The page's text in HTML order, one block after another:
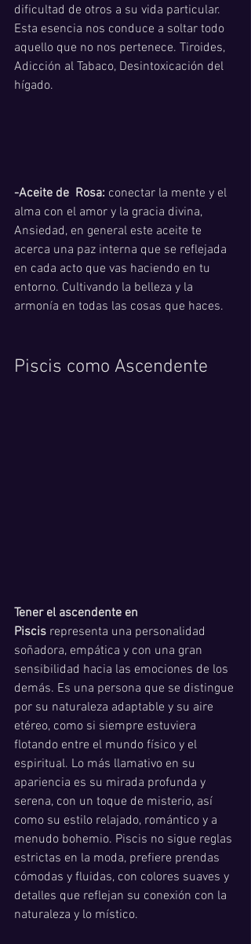
dificultad de otros a su vida particular.
Esta esencia nos conduce a soltar todo
aquello que no nos pertenece. Tiroides,
Adicción al Tabaco, Desintoxicación del
hígado.
-Aceite de  Rosa: conectar la mente y el
alma con el amor y la gracia divina,
Ansiedad, en general este aceite te
acerca una paz interna que se reflejada
en cada acto que vas haciendo en tu
entorno. Cultivando la belleza y la
armonía en todas las cosas que haces.
Piscis como Ascendente
Tener el ascendente en
Piscis representa una personalidad
soñadora, empática y con una gran
sensibilidad hacia las emociones de los
demás. Es una persona que se distingue
por su naturaleza adaptable y su aire
etéreo, como si siempre estuviera
flotando entre el mundo físico y el
espiritual. Lo más llamativo en su
apariencia es su mirada profunda y
serena, con un toque de misterio, así
como su estilo relajado, romántico y a
menudo bohemio. Piscis no sigue reglas
estrictas en la moda, prefiere prendas
cómodas y fluidas, con colores suaves y
detalles que reflejan su conexión con la
naturaleza y lo místico.